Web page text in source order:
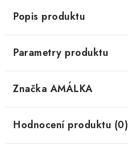
Popis produktu
Parametry produktu
Značka AMÁLKA
Hodnocení produktu (0)